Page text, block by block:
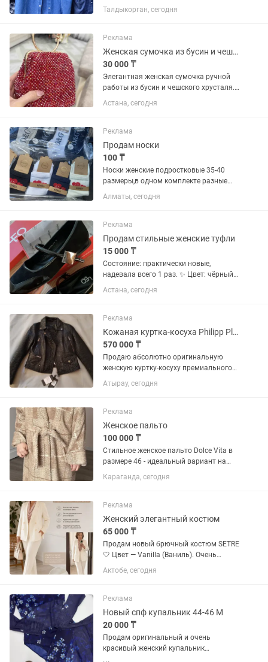
синий. Цена 18.000 тг,осталась только
1 успевайте купить!!!
Талдыкорган, сегодня
Реклама
Женская сумочка из бусин и чешского хрусталя, ручная работа
30 000 ₸
Элегантная женская сумочка ручной
работы из бусин и чешского хрусталя.
Стильный аксессуар, который
идеально дополнит вечерний образ,
повседневный стиль. Каждая
сумочка...
Астана, сегодня
Реклама
Продам носки
100 ₸
Носки женские подростковые 35-40
размеры,в одном комплекте разные
ра?цветки.
Алматы, сегодня
Реклама
Продам стильные женские туфли
15 000 ₸
Состояние: практически новые,
надевала всего 1 раз. ✨ Цвет: чёрный.
✨ Очень удобные и эффектные,
отлично подойдут как на каждый день,
в идеальном состоянии. ✨...
Астана, сегодня
Реклама
Кожаная куртка-косуха Philipp Plein (Оригинал)
570 000 ₸
Продаю абсолютно оригинальную
женскую куртку-косуху премиального
бренда Philipp Plein. Эксклюзивная
подиумная коллекция Monogram Mania
сплошное глубокое...
Атырау, сегодня
Реклама
Женское пальто
100 000 ₸
Стильное женское пальто Dolce Vita в
размере 46 - идеальный вариант на
осень и весну. • Состав: 70% чистая
шерсть, 20% альпака, 10% вискоза •
• Красивый...
Караганда, сегодня
Реклама
Женский элегантный костюм
65 000 ₸
Продам новый брючный костюм SETRE
🤍 Цвет — Vanilla (Ваниль). Очень
красивый, нежный и благородный
оттенок. Костюм состоит из
этикетке: XL (EU XL / US 10 / UK...
Актобе, сегодня
Реклама
Новый спф купальник 44-46 М
20 000 ₸
Продам оригинальный и очень
красивый женский купальник
глубокого синего цвета с нежным